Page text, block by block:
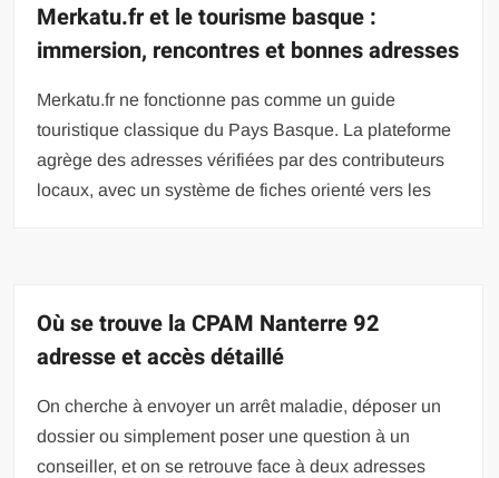
Merkatu.fr et le tourisme basque :
immersion, rencontres et bonnes adresses
Merkatu.fr ne fonctionne pas comme un guide
touristique classique du Pays Basque. La plateforme
agrège des adresses vérifiées par des contributeurs
locaux, avec un système de fiches orienté vers les
Où se trouve la CPAM Nanterre 92
adresse et accès détaillé
On cherche à envoyer un arrêt maladie, déposer un
dossier ou simplement poser une question à un
conseiller, et on se retrouve face à deux adresses